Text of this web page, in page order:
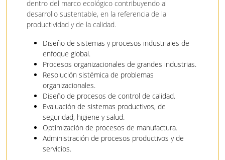
dentro del marco ecológico contribuyendo al
desarrollo sustentable, en la referencia de la
productividad y de la calidad.
Diseño de sistemas y procesos industriales de
enfoque global.
Procesos organizacionales de grandes industrias.
Resolución sistémica de problemas
organizacionales.
Diseño de procesos de control de calidad.
Evaluación de sistemas productivos, de
seguridad, higiene y salud.
Optimización de procesos de manufactura.
Administración de procesos productivos y de
servicios.